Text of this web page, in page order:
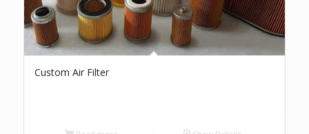
Custom Air Filter